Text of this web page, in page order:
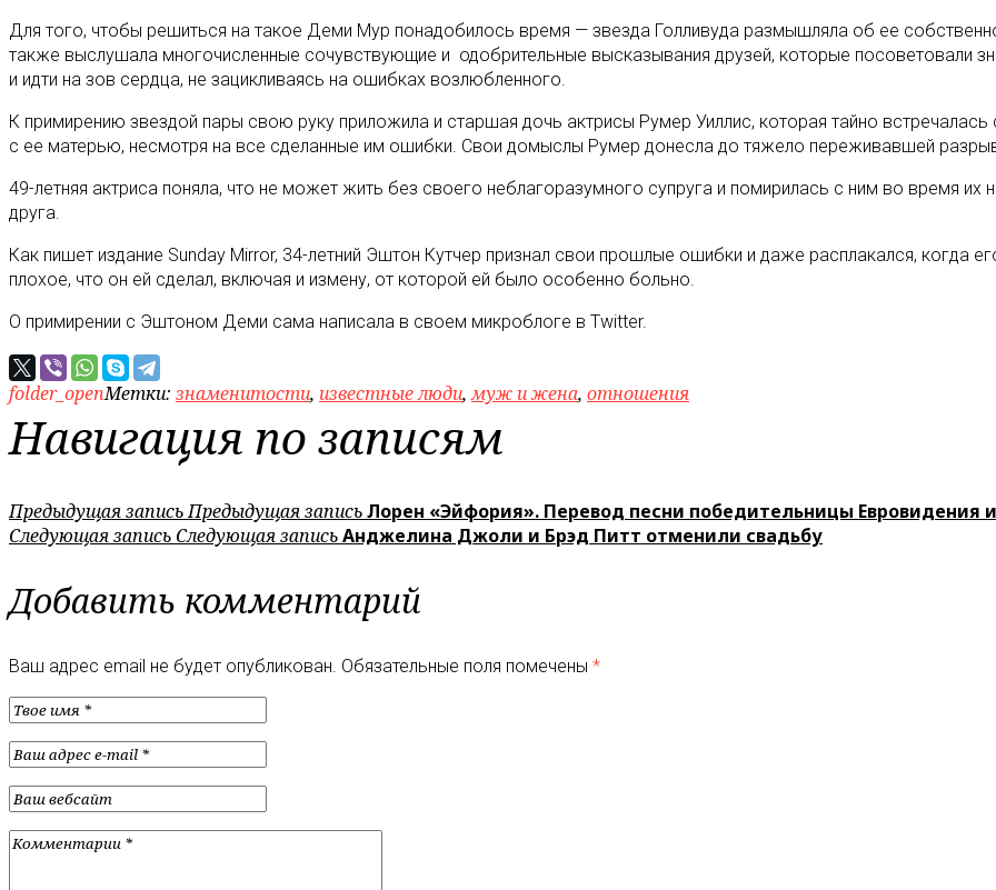
Для того, чтобы решиться на такое Деми Мур понадобилось время — звезда Голливуда размышляла об ее
также выслушала многочисленные сочувствующие и одобрительные высказывания друзей, которые посоветовали
и идти на зов сердца, не зацикливаясь на ошибках возлюбленного.
К примирению звездой пары свою руку приложила и старшая дочь актрисы Румер Уиллис, которая тайно
с ее матерью, несмотря на все сделанные им ошибки. Свои домыслы Румер донесла до тяжело переживавшей
49-летняя актриса поняла, что не может жить без своего неблагоразумного супруга и помирилась с ним во время
друга.
Как пишет издание Sunday Mirror, 34-летний Эштон Кутчер признал свои прошлые ошибки и даже расплакался, когда
плохое, что он ей сделал, включая и измену, от которой ей было особенно больно.
О примирении с Эштоном Деми сама написала в своем микроблоге в Twitter.
folder_openМетки: знаменитости, известные люди,муж и жена, отношения
Навигация по записям
Предыдущая записьПредыдущая записьЛорен «Эйфория». Перевод песни победительницы Евровидения
Следующая запись Следующая записьАнджелина Джоли и Брэд Питт отменили свадьбу
Добавить комментарий
Ваш адрес email не будет опубликован. Обязательные поля помечены *